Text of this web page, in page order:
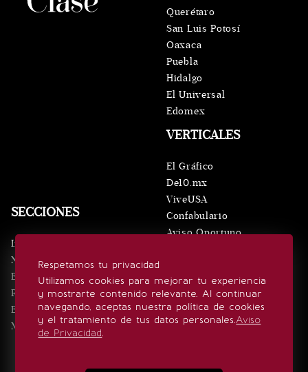
Respetamos tu privacidad
Utilizamos cookies para mejorar tu experiencia
y mostrarte contenido relevante. Al continuar
navegando, aceptas nuestra política de cookies
y el tratamiento de tus datos personales.Aviso
de Privacidad.
SECCIONES
Inicio
Noticias
Eventos
Realeza
Estilo de vida
Minuto x Minuto
VERTICALES
El Gráfico
De10.mx
ViveUSA
Confabulario
Aviso Oportuno
Querétaro
San Luis Potosí
Oaxaca
Puebla
Hidalgo
El Universal
Edomex
SÍGUENOS